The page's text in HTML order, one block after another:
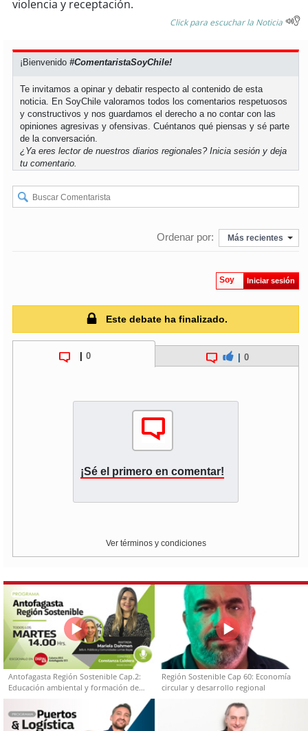
soycoronel
soy valdivia
soyosorno
soypuertomontt
soychiloé
violencia y receptación.
Click para escuchar la Noticia
¡Bienvenido#ComentaristaSoyChile!
Te invitamos a opinar y debatir respecto al contenido de esta
noticia. En SoyChile valoramos todos los comentarios respetuosos
y constructivos y nos guardamos el derecho a no contar con las
opiniones agresivas y ofensivas. Cuéntanos qué piensas y sé parte
de la conversación.
¿Ya eres lector de nuestros diarios regionales?Inicia sesión y deja
tu comentario.
Ordenar por: Más recientes
Soy Iniciar sesión
Este debate ha finalizado.
0 0
¡Sé el primero en comentar!
Ver términos y condiciones
Antofagasta Región Sostenible Cap.2:
Educación ambiental y formación de
capacidades técnicas
Región Sostenible Cap 60: Economía
circular y desarrollo regional